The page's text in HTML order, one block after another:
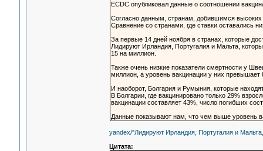
ECDC опубликовал данные о соотношении
Согласно данным, странам, добившимся высоких
Сравнение со странами, где ставки оставались
За первые 14 дней ноября в странах, которые
Лидируют Ирландия, Португалия и Мальта,
15 на миллион.
Также очень низкие показатели смертности у
миллион, а уровень вакцинации у них превышает
И наоборот, Болгария и Румыния, которые
В Болгарии, где вакцинировано только 29%
вакцинации составляет 43%, число погибших
Данные показывают нам, что чем выше уровень
yandex/"Лидируют Ирландия, Португалия и
Цитата: